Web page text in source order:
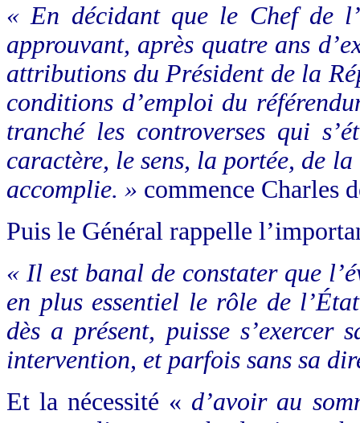
« En décidant que le Chef de
approuvant, après quatre ans
attributions du Président de la
conditions d’emploi du
tranché les controverses qui
caractère, le sens, la portée, de
accomplie. » commence Charles
Puis le Général rappelle
« Il est banal de constater que
en plus essentiel le rôle de
dès a présent, puisse s’exercer
intervention, et parfois sans sa
Et la nécessité « d’avoir au